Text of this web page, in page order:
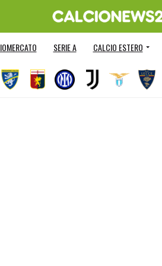
SERIE A CALCIO ESTERO